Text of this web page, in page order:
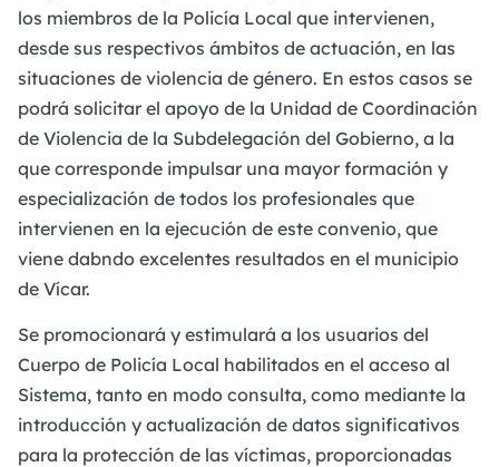
los miembros de la Policía Local que intervienen,
desde sus respectivos ámbitos de actuación, en las
situaciones de violencia de género. En estos casos se
podrá solicitar el apoyo de la Unidad de Coordinación
de Violencia de la Subdelegación del Gobierno, a la
que corresponde impulsar una mayor formación y
especialización de todos los profesionales que
intervienen en la ejecución de este convenio, que
viene dabndo excelentes resultados en el municipio
de Vícar.
Se promocionará y estimulará a los usuarios del
Cuerpo de Policía Local habilitados en el acceso al
Sistema, tanto en modo consulta, como mediante la
introducción y actualización de datos significativos
para la protección de las víctimas, proporcionadas